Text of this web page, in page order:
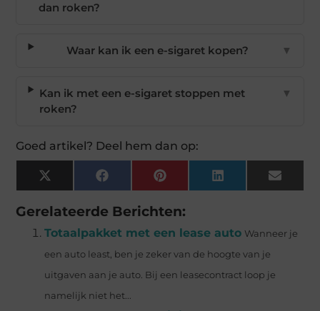
dan roken?
Waar kan ik een e-sigaret kopen? ▼
Kan ik met een e-sigaret stoppen met
roken?
▼
Goed artikel? Deel hem dan op:
X
(Twitter)
FacebookPinterest LinkedIn Email
Gerelateerde Berichten:
Totaalpakket met een lease auto Wanneer je
een auto least, ben je zeker van de hoogte van je
uitgaven aan je auto. Bij een leasecontract loop je
namelijk niet het...